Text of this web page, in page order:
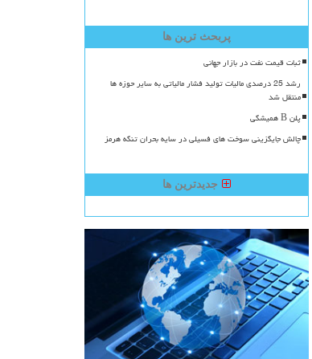
پربحث ترین ها
ثبات قیمت نفت در بازار جهانی
رشد 25 درصدی مالیات تولید فشار مالیاتی به سایر حوزه ها
منتقل شد
پلن B همیشگی
چالش جایگزینی سوخت های فسیلی در سایه بحران تنگه هرمز
جدیدترین ها